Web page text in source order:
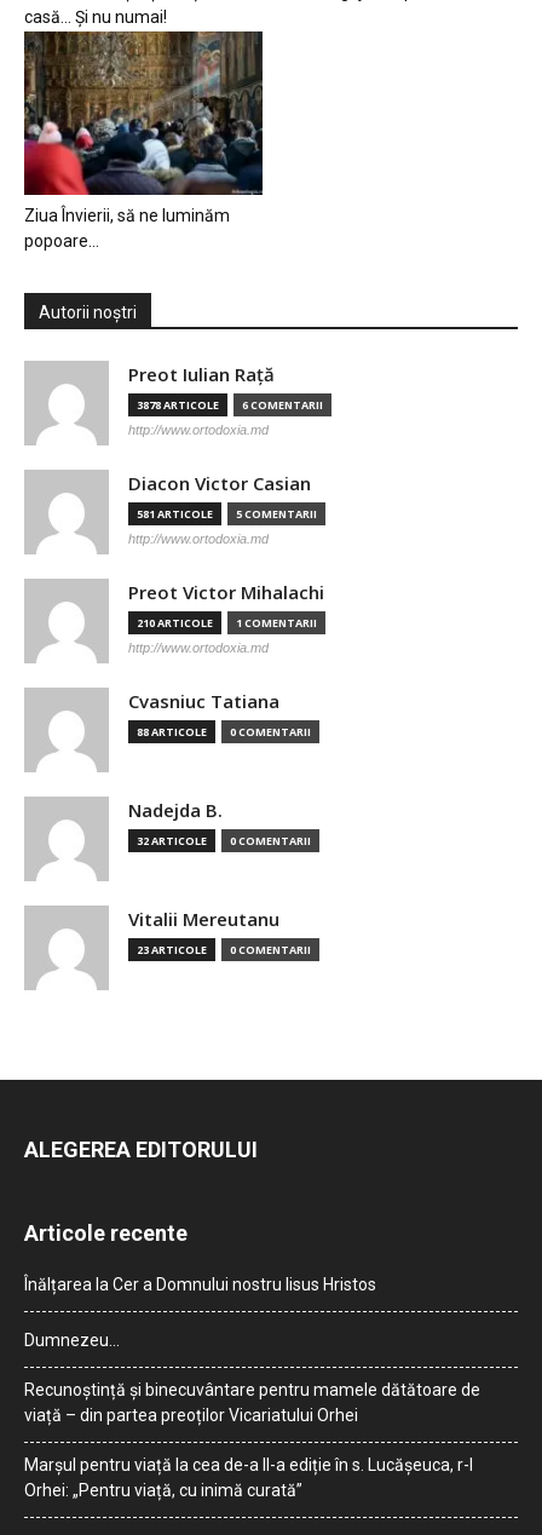
casă… Și nu numai!
Ziua Învierii, să ne luminăm
popoare…
Autorii noștri
Preot Iulian Raţă
3878 ARTICOLE 6 COMENTARII
http://www.ortodoxia.md
Diacon Victor Casian
581 ARTICOLE 5 COMENTARII
http://www.ortodoxia.md
Preot Victor Mihalachi
210 ARTICOLE 1 COMENTARII
http://www.ortodoxia.md
Cvasniuc Tatiana
88 ARTICOLE 0 COMENTARII
Nadejda B.
32 ARTICOLE 0 COMENTARII
Vitalii Mereutanu
23 ARTICOLE 0 COMENTARII
ALEGEREA EDITORULUI
Articole recente
Înălțarea la Cer a Domnului nostru Iisus Hristos
Dumnezeu…
Recunoștință și binecuvântare pentru mamele dătătoare de
viață – din partea preoților Vicariatului Orhei
Marșul pentru viață la cea de-a II-a ediție în s. Lucășeuca, r-l
Orhei: „Pentru viață, cu inimă curată”